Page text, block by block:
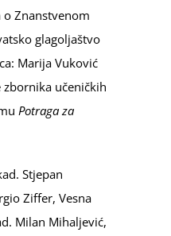
Znanstvenom
glagoljaštvo
Marija Vuković
učeničkih
Potraga za
Stjepan
Ziffer, Vesna
Milan Mihaljević,